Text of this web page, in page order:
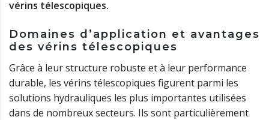
vérins télescopiques.
Domaines d’application et avantages
des vérins télescopiques
Grâce à leur structure robuste et à leur performance
durable, les vérins télescopiques figurent parmi les
solutions hydrauliques les plus importantes utilisées
dans de nombreux secteurs. Ils sont particulièrement